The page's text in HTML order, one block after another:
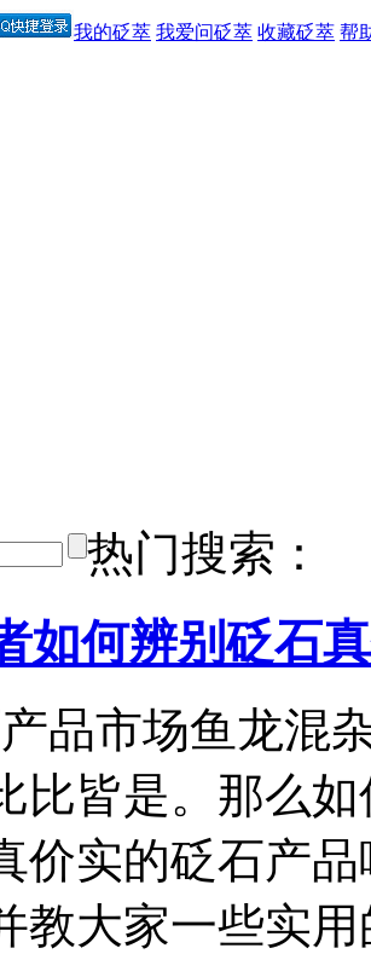
我的砭萃 我爱问砭萃 收藏砭萃 帮
热门搜索：
如何辨别砭石
品市场鱼龙混
比皆是。那么
价实的砭石产
教大家一些实